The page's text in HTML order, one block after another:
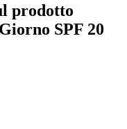
prodotto
SPF 20